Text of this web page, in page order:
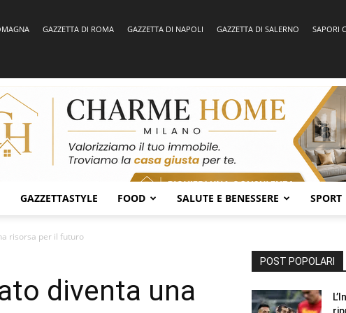
GAZZETTA DI ROMA GAZZETTA DI NAPOLI GAZZETTA DI SALERNO SAPORI
GAZZETTASTYLE FOOD SALUTE E BENESSERE SPORT
risorsa per il futuro
diventa una
POST POPOLARI